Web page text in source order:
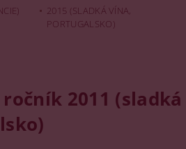
2015 (SLADKÁ VÍNA,
PORTUGALSKO)
2011 (sladká